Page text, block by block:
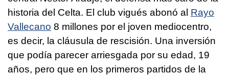
historia del Celta. El club vigués abonó al Rayo
Vallecano 8 millones por el joven mediocentro,
es decir, la cláusula de rescisión. Una inversión
que podía parecer arriesgada por su edad, 19
años, pero que en los primeros partidos de la